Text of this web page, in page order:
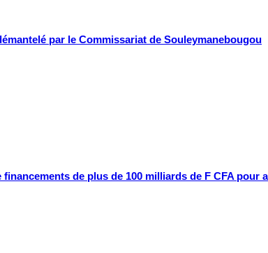
par le Commissariat de Souleymanebougou
de plus de 100 milliards de F CFA pour